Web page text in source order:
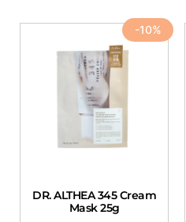
-10%
DR. ALTHEA 345 Cream
Mask 25g